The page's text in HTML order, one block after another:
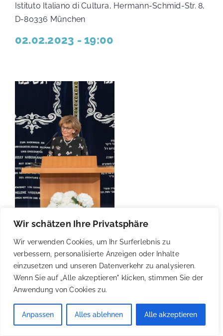
Wir schätzen Ihre Privatsphäre
Wir verwenden Cookies, um Ihr Surferlebnis zu
verbessern, personalisierte Anzeigen oder Inhalte
einzusetzen und unseren Datenverkehr zu analysieren.
Wenn Sie auf „Alle akzeptieren" klicken, stimmen Sie der
Anwendung von Cookies zu.
Anpassen Alles ablehnen Alle akzeptieren
Istituto Italiano di Cultura, Hermann-Schmid-Str. 8,
D-80336 München
02.02.2023 - 19:00
ZUM GEDENKTAG FÜR DIE OPFER DES
NATIONALSOZIALISMUS 2023
- ZEITZEUGENGESPRÄCH MIT DR. HC. CHARLOTTE
KNOBLOCH
Jüdisches Museum München, St.-Jakobs-Platz 16,